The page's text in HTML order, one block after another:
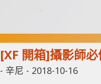
[XF 開箱]攝影師
- 辛尼 - 2018-10-16